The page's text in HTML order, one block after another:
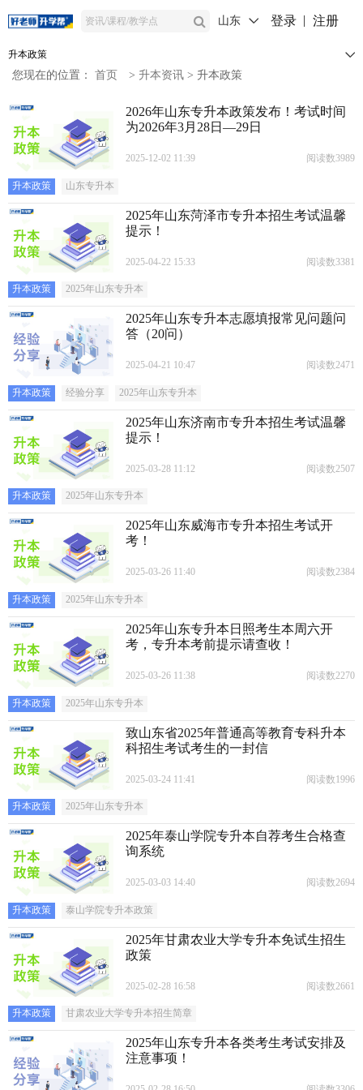
山东 登录 注册
升本政策
您现在的位置： 首页 > 升本资讯 > 升本政策
2026年山东专升本政策发布！考试时间
为2026年3月28日—29日
2025-12-02 11:39 阅读数3989
升本政策 山东专升本
2025年山东菏泽市专升本招生考试温馨
提示！
2025-04-22 15:33 阅读数3381
升本政策 2025年山东专升本
2025年山东专升本志愿填报常见问题问
答（20问）
2025-04-21 10:47 阅读数2471
升本政策 经验分享 2025年山东专升本
2025年山东济南市专升本招生考试温馨
提示！
2025-03-28 11:12 阅读数2507
升本政策 2025年山东专升本
2025年山东威海市专升本招生考试开
考！
2025-03-26 11:40 阅读数2384
升本政策 2025年山东专升本
2025年山东专升本日照考生本周六开
考，专升本考前提示请查收！
2025-03-26 11:38 阅读数2270
升本政策 2025年山东专升本
致山东省2025年普通高等教育专科升本
科招生考试考生的一封信
2025-03-24 11:41 阅读数1996
升本政策 2025年山东专升本
2025年泰山学院专升本自荐考生合格查
询系统
2025-03-03 14:40 阅读数2694
升本政策 泰山学院专升本政策
2025年甘肃农业大学专升本免试生招生
政策
2025-02-28 16:58 阅读数2661
升本政策 甘肃农业大学专升本招生简章
2025年山东专升本各类考生考试安排及
注意事项！